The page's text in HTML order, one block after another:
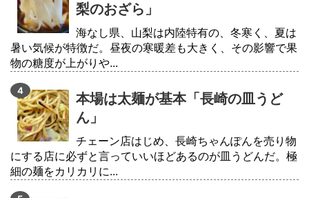
梨のおざら」
海なし県、山梨は内陸特有の、冬寒く、夏は
暑い気候が特徴だ。昼夜の寒暖差も大きく、その影響で果
物の糖度が上がりや...
本場は太麺が基本「長崎の皿うど
ん」
チェーン店はじめ、長崎ちゃんぽんを売り物
にする店に必ずと言っていいほどあるのが皿うどんだ。極
細の麺をカリカリに...